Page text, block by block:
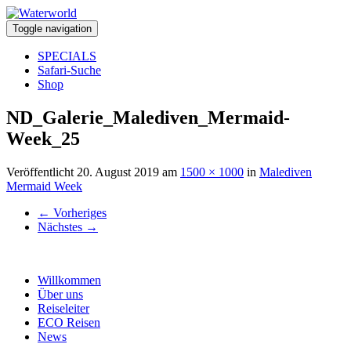
Toggle navigation
SPECIALS
Safari-Suche
Shop
ND_Galerie_Malediven_Mermaid-
Week_25
Veröffentlicht 20. August 2019 am 1500 × 1000 in Malediven
Mermaid Week
← Vorheriges
Nächstes →
Willkommen
Über uns
Reiseleiter
ECO Reisen
News